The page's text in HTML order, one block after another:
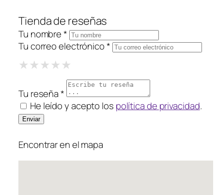
Tienda de reseñas
Tu nombre *
Tu correo electrónico *
★1 Star
★★2 Stars
★★★3 Stars
★★★★4 Stars
★★★★★
Tu reseña *
He leído y acepto los política de privacidad.
Encontrar en el mapa